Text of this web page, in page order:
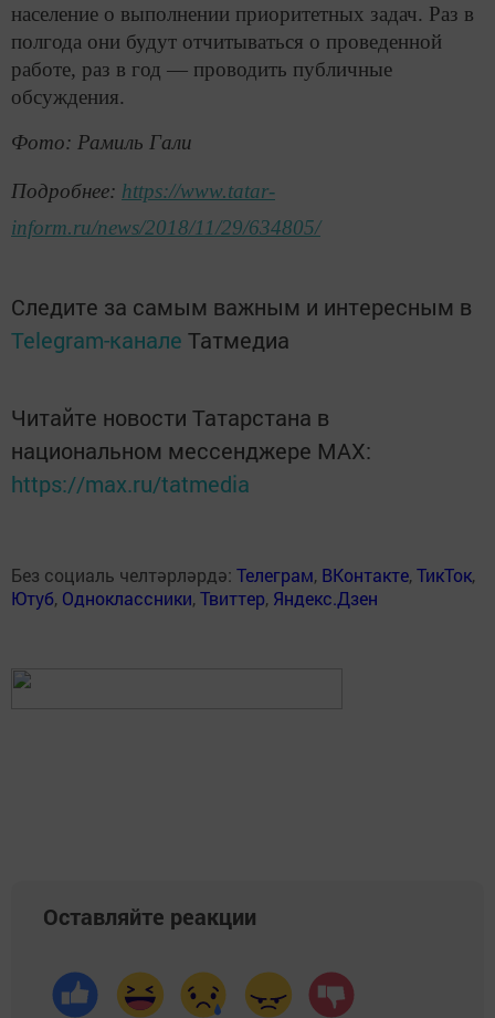
население о выполнении приоритетных задач. Раз в
полгода они будут отчитываться о проведенной
работе, раз в год — проводить публичные
обсуждения.
Фото: Рамиль Гали
Подробнее: https://www.tatar-
inform.ru/news/2018/11/29/634805/
Следите за самым важным и интересным в
Telegram-канале Татмедиа
Читайте новости Татарстана в
национальном мессенджере MАХ:
https://max.ru/tatmedia
Без социаль челтәрләрдә: Телеграм, ВКонтакте,ТикТок,
Ютуб, Одноклассники,Твиттер, Яндекс.Дзен
Оставляйте реакции